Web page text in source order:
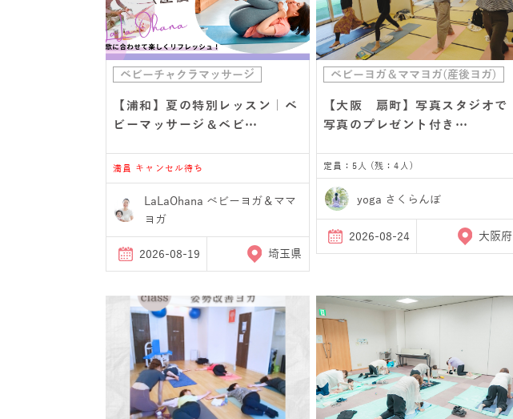
ベビーチャクラマッサージ
【浦和】夏の特別レッスン｜ベ
ビーマッサージ＆ベビ…
満員 キャンセル待ち
LaLaOhana ベビーヨガ＆ママ
ヨガ
2026-08-19 埼玉県
ベビーヨガ＆ママヨガ(産後ヨガ)
【大阪 扇町】写真スタジオで
写真のプレゼント付き…
定員：5人 (残：4人)
yoga さくらんぼ
2026-08-24 大阪府